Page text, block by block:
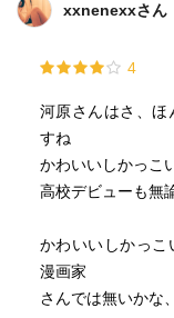
xxnenexxさん
4
河原さんはさ、ほ
すね
かわいいしかっこ
高校デビューも無
かわいいしかっこ
漫画家
さんでは無いかな